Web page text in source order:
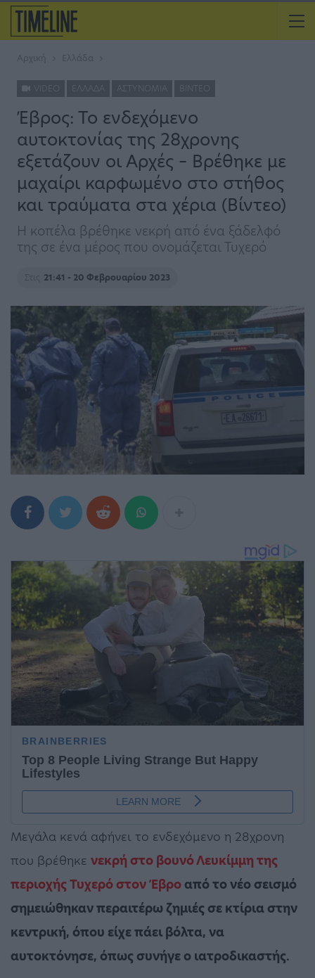
Αρχική Ελλάδα
ΕΛΛΆΔΑ ΑΣΤΥΝΟΜΊΑ ΒΊΝΤΕΟ
Έβρος: Το ενδεχόμενο
αυτοκτονίας της 28χρονης
εξετάζουν οι Αρχές – Βρέθηκε με
μαχαίρι καρφωμένο στο στήθος
και τραύματα στα χέρια (Βίντεο)
Η κοπέλα βρέθηκε νεκρή από ένα ξάδελφό
της σε ένα μέρος που ονομάζεται Τυχερό
Στις 21:41 - 20 Φεβρουαρίου 2023
Μεγάλα κενά αφήνει το ενδεχόμενο η 28χρονη
που βρέθηκε νεκρή στο βουνό Λευκίμμη της
περιοχής Τυχερό στον Έβρο από το νέο σεισμό
σημειώθηκαν περαιτέρω ζημιές σε κτίρια στην
κεντρική, όπου είχε πάει βόλτα, να
αυτοκτόνησε, όπως συνήγε ο ιατροδικαστής.